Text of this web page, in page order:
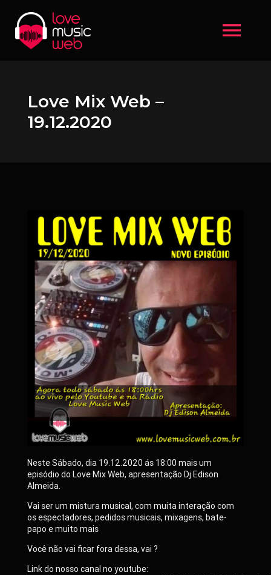
menu
Love Mix Web –
19.12.2020
Neste Sábado, dia 19.12.2020 ás 18:00 mais um
episódio do Love Mix Web, apresentação Dj Edison
Almeida.
Vai ser um mistura musical, com muita interação com
os espectadores, pedidos musicais, mixagens, bate-
papo e muito mais
Você não vai ficar fora dessa, vai ?
Link do nosso canal no youtube: